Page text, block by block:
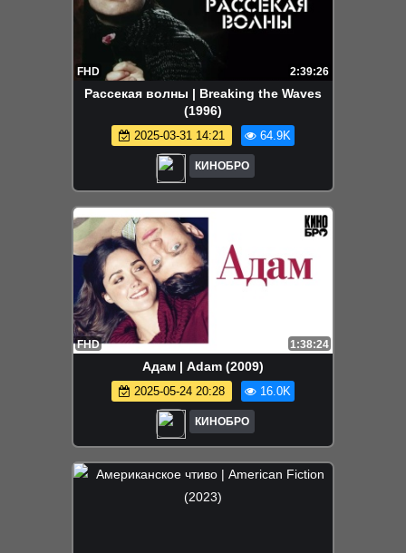
FHD 2:39:26
Рассекая волны | Breaking the Waves
(1996)
2025-03-31 14:21 64.9K
КИНОБРО
FHD 1:38:24
Адам | Adam (2009)
2025-05-24 20:28 16.0K
КИНОБРО